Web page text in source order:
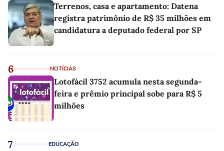
Terrenos, casa e apartamento: Datena
registra patrimônio de R$ 35 milhões em
candidatura a deputado federal por SP
6 NOTÍCIAS
Lotofácil 3752 acumula nesta segunda-
feira e prêmio principal sobe para R$ 5
milhões
7 EDUCAÇÃO